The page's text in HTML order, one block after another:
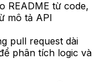
README từ code,
mô tả API
pull request dài
phân tích logic và